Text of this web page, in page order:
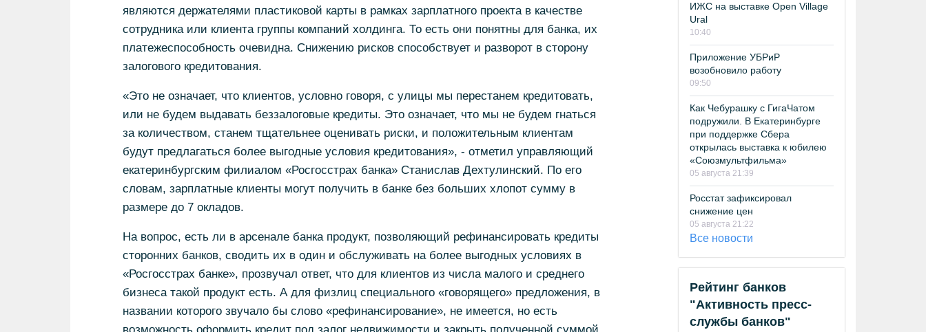
являются держателями пластиковой карты в рамках зарплатного проекта в качестве
сотрудника или клиента группы компаний холдинга. То есть они понятны для банка, их
платежеспособность очевидна. Снижению рисков способствует и разворот в сторону
залогового кредитования.
«Это не означает, что клиентов, условно говоря, с улицы мы перестанем кредитовать,
или не будем выдавать беззалоговые кредиты. Это означает, что мы не будем гнаться
за количеством, станем тщательнее оценивать риски, и положительным клиентам
будут предлагаться более выгодные условия кредитования», - отметил управляющий
екатеринбургским филиалом «Росгосстрах банка» Станислав Дехтулинский. По его
словам, зарплатные клиенты могут получить в банке без больших хлопот сумму в
размере до 7 окладов.
На вопрос, есть ли в арсенале банка продукт, позволяющий рефинансировать кредиты
сторонних банков, сводить их в один и обслуживать на более выгодных условиях в
«Росгосстрах банке», прозвучал ответ, что для клиентов из числа малого и среднего
бизнеса такой продукт есть. А для физлиц специального «говорящего» предложения, в
названии которого звучало бы слово «рефинансирование», не имеется, но есть
ИЖС на выставке Open Village
Ural
10:40
Приложение УБРиР
возобновило работу
09:50
Как Чебурашку с ГигаЧатом
подружили. В Екатеринбурге
при поддержке Сбера
открылась выставка к юбилею
«Союзмультфильма»
05 августа 21:39
Росстат зафиксировал
снижение цен
05 августа 21:22
Все новости
Рейтинг банков
"Активность пресс-
службы банков"